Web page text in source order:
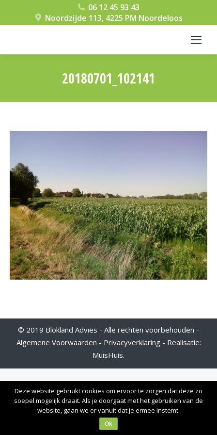
06 12 45 93 43
Noordzijde 113, 4225 PM Noordeloos
20180701_102141
© 2019 Blokland Advies - Alle rechten voorbehouden -
Algemene Voorwaarden - Privacyverklaring- Realisatie:
MuisHuis.
Deze website gebruikt cookies om ervoor te zorgen dat deze zo
soepel mogelijk draait. Als je doorgaat met het gebruiken van de
website, gaan we er vanuit dat je ermee instemt.
Ok